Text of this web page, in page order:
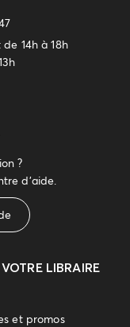
14h à 18h
?
d'aide.
LIBRAIRE
et promos